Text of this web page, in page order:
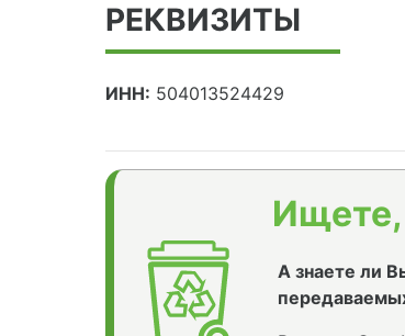
РЕКВИЗИТЫ
ИНН: 504013524429
Ищете,
А знаете ли